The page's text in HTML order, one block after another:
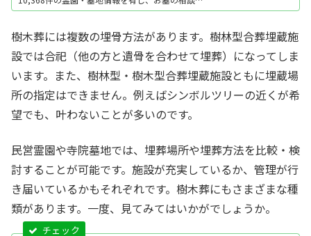
績は年間14万件以上。エリア・口コミ・価格など
学予約・お墓の相談はすべて無料。墓石建立から
永代供養墓・樹木葬・納骨堂など区画タイプ別の
樹木葬には複数の埋骨方法があります。樹林型合葬埋蔵施
設では合祀（他の方と遺骨を合わせて埋葬）になってしま
います。また、樹林型・樹木型合葬埋蔵施設ともに埋蔵場
所の指定はできません。例えばシンボルツリーの近くが希
望でも、叶わないことが多いのです。
民営霊園や寺院墓地では、埋葬場所や埋葬方法を比較・検
討することが可能です。施設が充実しているか、管理が行
き届いているかもそれぞれです。樹木葬にもさまざまな種
類があります。一度、見てみてはいかがでしょうか。